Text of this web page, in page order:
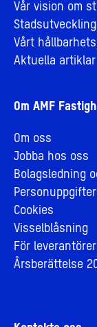
Vår vision om
Vårt
Aktuella artiklar
Om AMF
Om oss
Jobba hos oss
Bolagsledning
Cookies
Visselblåsning
För leverantörer
Årsberättelse